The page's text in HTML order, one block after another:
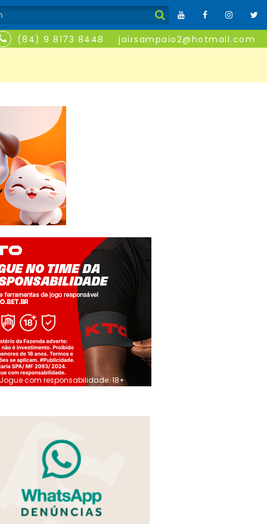
(84) 9 8173 8448 jairsampaio2@hotmail.com
Jogue com responsabilidade. 18+